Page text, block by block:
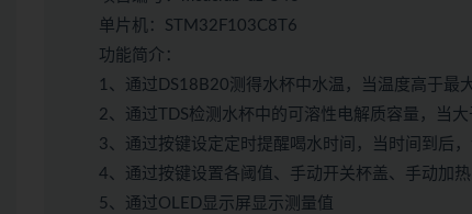
单片机：STM32F103C8T6
功能简介：
1、通过DS18B20测得水杯中水温，当温度高于最
2、通过TDS检测水杯中的可溶性电解质容量，当
3、通过按键设定定时提醒喝水时间，当时间到后
4、通过按键设置各阈值、手动开关杯盖、手动加
5、通过OLED显示屏显示测量值